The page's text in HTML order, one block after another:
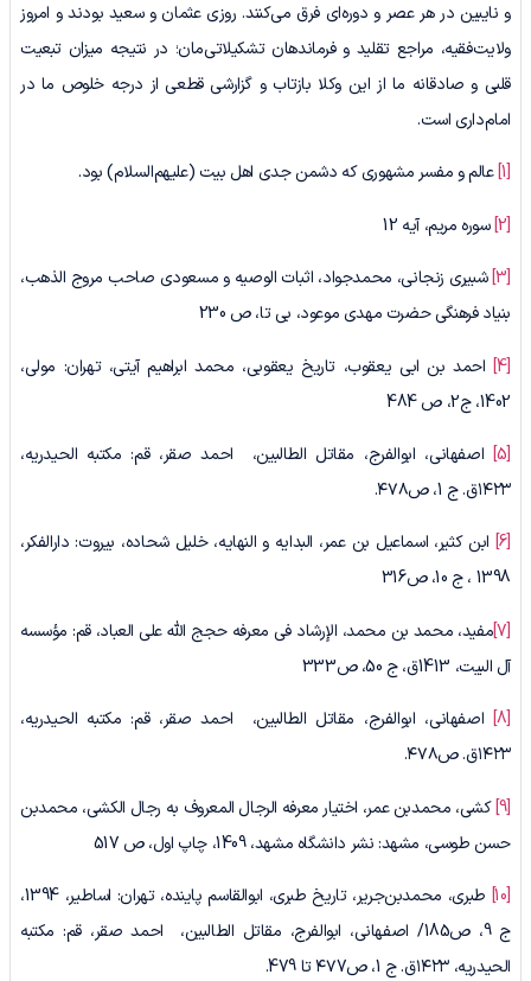
و نایبین در هر عصر و دوره‌ای فرق می‌کنند. روزی عثمان و سعید بودند و امروز
ولایت‌فقیه، مراجع تقلید و فرماندهان تشکیلاتی‌مان؛ در نتیجه میزان تبعیت
قلبی و صادقانه ما از این وکلا بازتاب و گزارشی قطعی از درجه خلوص ما در
امام‌داری است.
[1] عالم و مفسر مشهوری که دشمن جدی اهل بیت (علیهم‌السلام) بود.
[2] سوره مریم، آیه 12
[3]
شبیری زنجانی، محمدجواد، اثبات الوصیه و مسعودی صاحب مروج الذهب،
بنیاد فرهنگی حضرت مهدی موعود، بی تا، ص 230
[4]
احمد بن ابی یعقوب، تاریخ یعقوبی، محمد ابراهیم آیتی، تهران: مولی،
1402، ج2، ص 484
[5]
اصفهانی، ابوالفرج، مقاتل الطالبین، احمد صقر، قم: مکتبه الحیدریه،
۱۴۲۳ق. ج 1، ص۴۷۸.
[6] ابن کثیر، اسماعیل بن عمر، البدایه و النهایه، خلیل شحاده، بیروت: دارالفکر،
1398 ، ج 10، ص316
[7] مفید، محمد بن محمد، الإرشاد فی معرفه حجج الله علی العباد، قم: مؤسسه
آل البیت، 1413ق، ج 50، ص333
[8]
اصفهانی، ابوالفرج، مقاتل الطالبین، احمد صقر، قم: مکتبه الحیدریه،
۱۴۲۳ق. ص۴۷۸.
[9] کشی، محمدبن عمر، اختیار معرفه الرجال المعروف به رجال الکشی، محمدبن
حسن طوسی، مشهد: نشر دانشگاه مشهد، 1409، چاپ اول، ص 517
[10]
طبری، محمدبن‌جریر، تاریخ طبری، ابوالقاسم پاینده، تهران: اساطیر، 1394،
ج 9، ص185/ اصفهانی، ابوالفرج، مقاتل الطالبین، احمد صقر، قم: مکتبه
الحیدریه، ۱۴۲۳ق. ج 1، ص۴۷7 تا 479.